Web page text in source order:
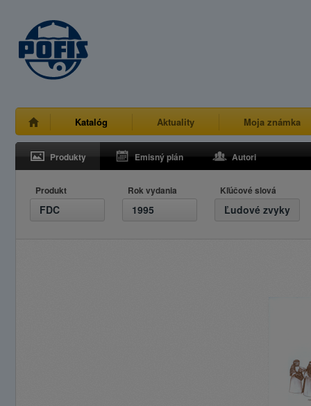
Katalóg Aktuality Moja známka
Produkty Emisný plán Autori
Produkt
FDC
Rok vydania
1995
Kľúčové slová
Ľudové zvyky